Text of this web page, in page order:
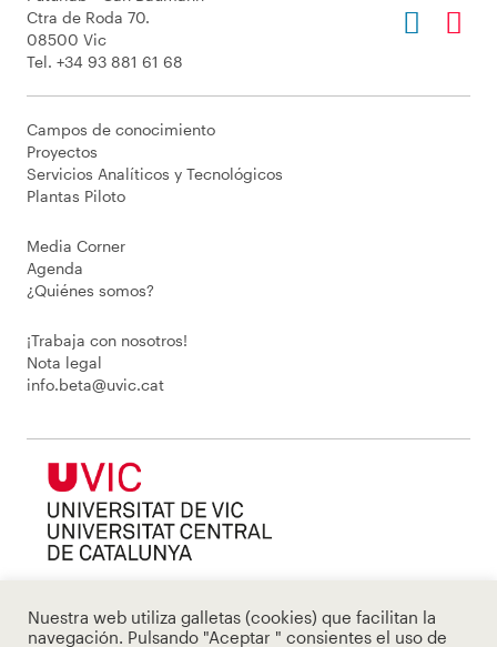
Ctra de Roda 70.
08500 Vic
Tel. +34 93 881 61 68
Campos de conocimiento
Proyectos
Servicios Analíticos y Tecnológicos
Plantas Piloto
Media Corner
Agenda
¿Quiénes somos?
¡Trabaja con nosotros!
Nota legal
info.beta@uvic.cat
Nuestra web utiliza galletas (cookies) que facilitan la
navegación. Pulsando "Aceptar " consientes el uso de